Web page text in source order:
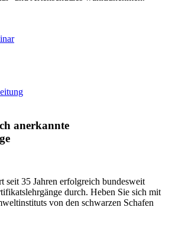
anerkannte
seit 35 Jahren erfolgreich bundesweit
durch. Heben Sie sich mit
von den schwarzen Schafen